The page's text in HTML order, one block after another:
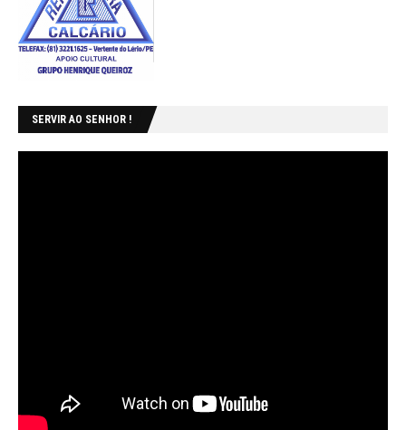
SERVIR AO SENHOR !